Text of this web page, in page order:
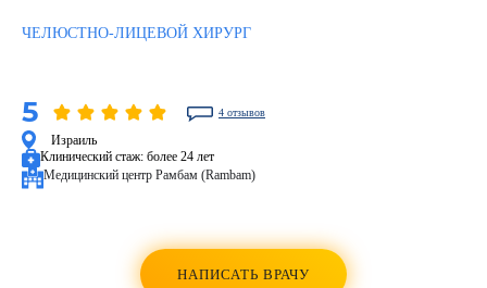
ЧЕЛЮСТНО-ЛИЦЕВОЙ ХИРУРГ
5 4 отзывов
Израиль
Клинический стаж: более 24 лет
Медицинский центр Рамбам (Rambam)
НАПИСАТЬ ВРАЧУ